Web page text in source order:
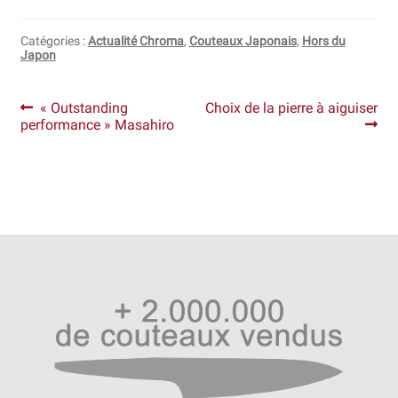
Catégories :Actualité Chroma, Couteaux Japonais, Hors du
Japon
Navigation
de
Article
précédent :
« Outstanding
performance » Masahiro
Article
Choix de la pierre à aiguiser